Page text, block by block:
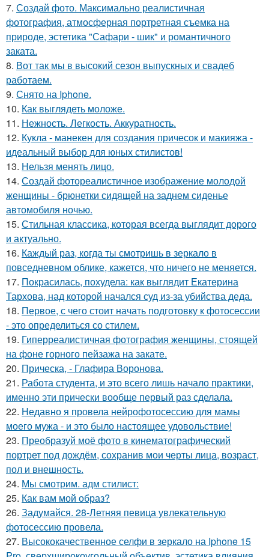
7. Создай фото. Максимально реалистичная
фотография, атмосферная портретная съемка на
природе, эстетика "Сафари - шик" и романтичного
заката.
8. Вот так мы в высокий сезон выпускных и свадеб
работаем.
9. Снято на Iphone.
10. Как выглядеть моложе.
11. Нежность. Легкость. Аккуратность.
12. Кукла - манекен для создания причесок и макияжа -
идеальный выбор для юных стилистов!
13. Нельзя менять лицо.
14. Создай фотореалистичное изображение молодой
женщины - брюнетки сидящей на заднем сиденье
автомобиля ночью.
15. Стильная классика, которая всегда выглядит дорого
и актуально.
16. Каждый раз, когда ты смотришь в зеркало в
повседневном облике, кажется, что ничего не меняется.
17. Покрасилась, похудела: как выглядит Екатерина
Тархова, над которой начался суд из-за убийства деда.
18. Первое, с чего стоит начать подготовку к фотосессии
- это определиться со стилем.
19. Гиперреалистичная фотография женщины, стоящей
на фоне горного пейзажа на закате.
20. Прическа, - Глафира Воронова.
21. Работа студента, и это всего лишь начало практики,
именно эти прически вообще первый раз сделала.
22. Недавно я провела нейрофотосессию для мамы
моего мужа - и это было настоящее удовольствие!
23. Преобразуй моё фото в кинематографический
портрет под дождём, сохранив мои черты лица, возраст,
пол и внешность.
24. Мы смотрим. адм стилист:
25. Как вам мой образ?
26. Задумайся. 28-Летняя певица увлекательную
фотосессию провела.
27. Высококачественное селфи в зеркало на Iphone 15